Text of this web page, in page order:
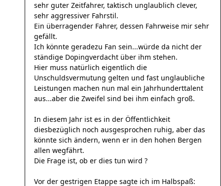
sehr guter Zeitfahrer, taktisch unglaublich clever,
sehr aggressiver Fahrstil.
Ein überragender Fahrer, dessen Fahrweise mir sehr
gefällt.
Ich könnte geradezu Fan sein...würde da nicht der
ständige Dopingverdacht über ihm stehen.
Hier muss natürlich eigentlich die
Unschuldsvermutung gelten und fast unglaubliche
Leistungen machen nun mal ein Jahrhunderttalent
aus...aber die Zweifel sind bei ihm einfach groß.
In diesem Jahr ist es in der Öffentlichkeit
diesbezüglich noch ausgesprochen ruhig, aber das
könnte sich ändern, wenn er in den hohen Bergen
allen wegfährt.
Die Frage ist, ob er dies tun wird ?
Vor der gestrigen Etappe sagte ich im Halbspaß: